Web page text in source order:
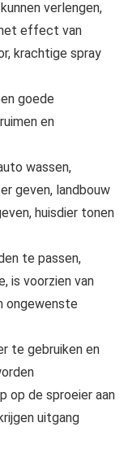
verlengen,
het effect van
krachtige spray
goede
en
wassen,
geven, landbouw
huisdier tonen
te passen,
is voorzien van
ongewenste
te gebruiken en
op de sproeier aan
uitgang